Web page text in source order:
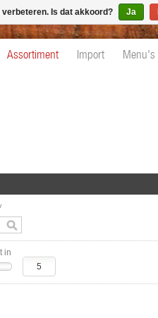
Assortiment Import Menu's
in
Is dat akkoord? Ja